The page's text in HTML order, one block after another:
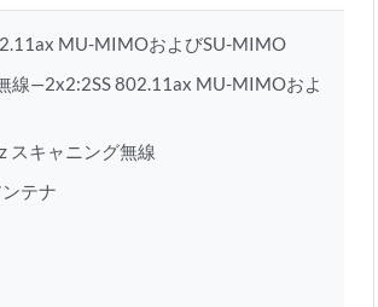
MU-MIMOおよびSU-MIMO
線—2x2:2SS 802.11ax MU-MIMOおよ
スキャニング無線
テナ